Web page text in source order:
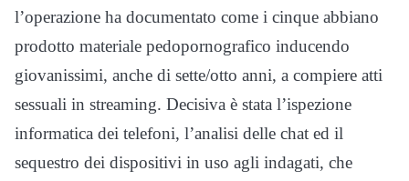
l’operazione ha documentato come i cinque abbiano
prodotto materiale pedopornografico inducendo
giovanissimi, anche di sette/otto anni, a compiere atti
sessuali in streaming. Decisiva è stata l’ispezione
informatica dei telefoni, l’analisi delle chat ed il
sequestro dei dispositivi in uso agli indagati, che